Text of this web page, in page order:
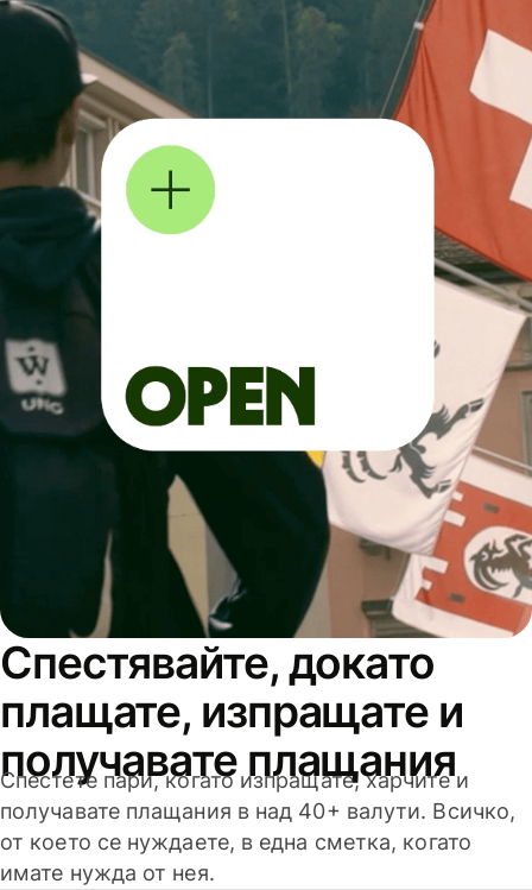
Спестявайте, докато
плащате, изпращате и
получавате плащания
Спестете пари, когато изпращате, харчите и
получавате плащания в над 40+ валути. Всичко,
от което се нуждаете, в една сметка, когато
имате нужда от нея.